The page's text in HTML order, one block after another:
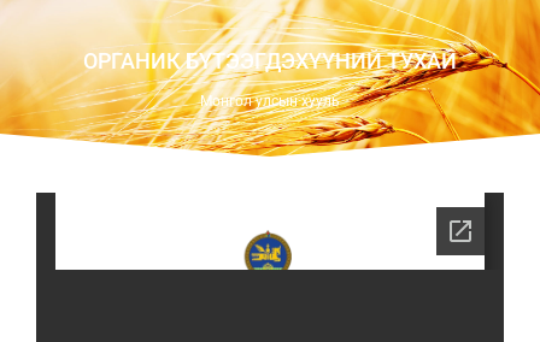
ОРГАНИК БҮТЭЭГДЭХҮҮНИЙ ТУХАЙ
Монгол улсын хууль